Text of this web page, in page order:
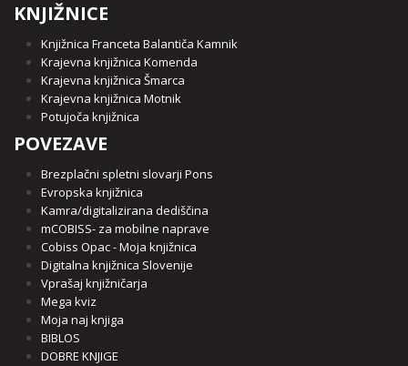
KNJIŽNICE
Knjižnica Franceta Balantiča Kamnik
Krajevna knjižnica Komenda
Krajevna knjižnica Šmarca
Krajevna knjižnica Motnik
Potujoča knjižnica
POVEZAVE
Brezplačni spletni slovarji Pons
Evropska knjižnica
Kamra/digitalizirana dediščina
mCOBISS- za mobilne naprave
Cobiss Opac - Moja knjižnica
Digitalna knjižnica Slovenije
Vprašaj knjižničarja
Mega kviz
Moja naj knjiga
BIBLOS
DOBRE KNJIGE